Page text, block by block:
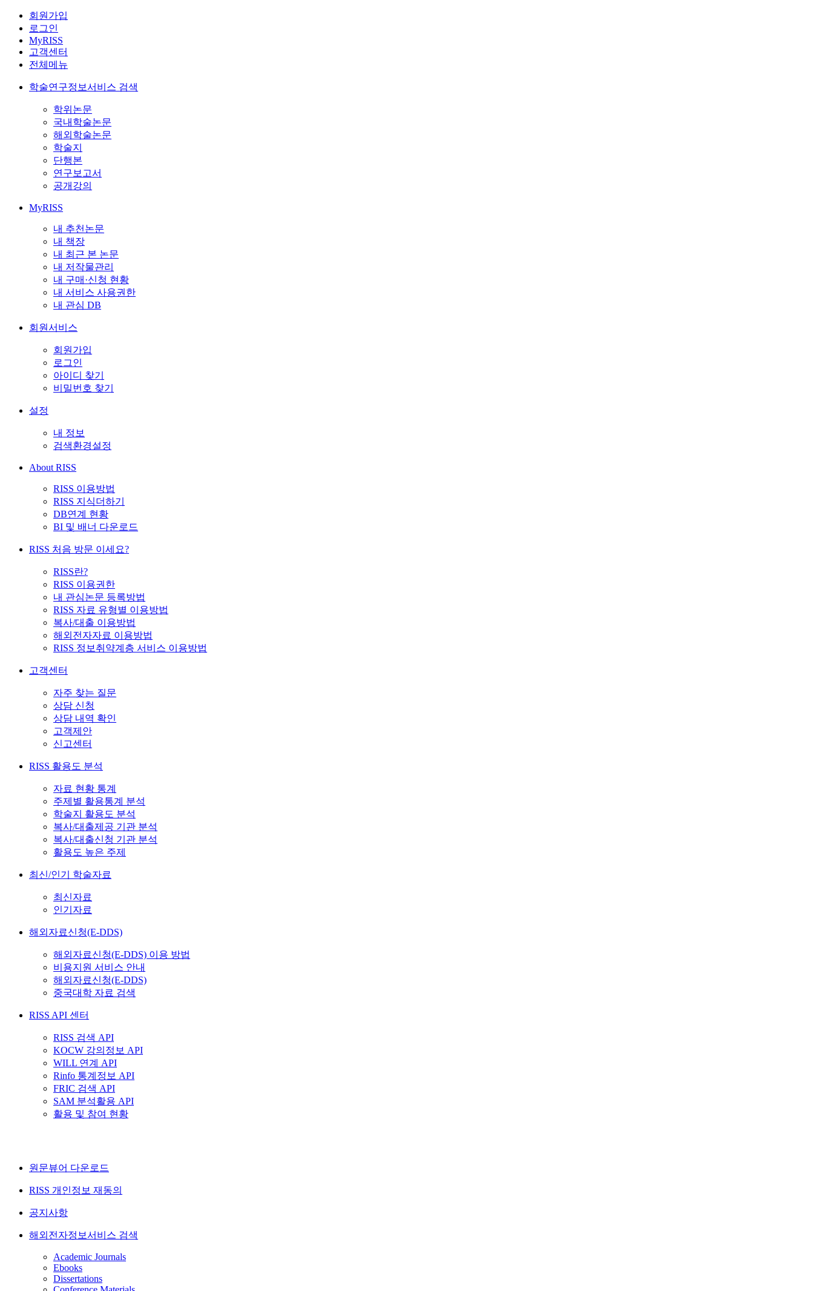
회원가입
로그인
MyRISS
고객센터
전체메뉴
학술연구정보서비스 검색
학위논문
국내학술논문
해외학술논문
학술지
단행본
연구보고서
공개강의
MyRISS
내 추천논문
내 책장
내 최근 본 논문
내 저작물관리
내 구매·신청 현황
내 서비스 사용권한
내 관심 DB
회원서비스
회원가입
로그인
아이디 찾기
비밀번호 찾기
설정
내 정보
검색환경설정
About RISS
RISS 이용방법
RISS 지식더하기
DB연계 현황
BI 및 배너 다운로드
RISS 처음 방문 이세요?
RISS란?
RISS 이용권한
내 관심논문 등록방법
RISS 자료 유형별 이용방법
복사/대출 이용방법
해외전자자료 이용방법
RISS 정보취약계층 서비스 이용방법
고객센터
자주 찾는 질문
상담 신청
상담 내역 확인
고객제안
신고센터
RISS 활용도 분석
자료 현황 통계
주제별 활용통계 분석
학술지 활용도 분석
복사/대출제공 기관 분석
복사/대출신청 기관 분석
활용도 높은 주제
최신/인기 학술자료
최신자료
인기자료
해외자료신청(E-DDS)
해외자료신청(E-DDS) 이용 방법
비용지원 서비스 안내
해외자료신청(E-DDS)
중국대학 자료 검색
RISS API 센터
RISS 검색 API
KOCW 강의정보 API
WILL 연계 API
Rinfo 통계정보 API
FRIC 검색 API
SAM 분석활용 API
활용 및 참여 현황
원문뷰어 다운로드
RISS 개인정보 재동의
공지사항
해외전자정보서비스 검색
Academic Journals
Ebooks
Dissertations